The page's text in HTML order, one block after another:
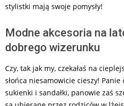
stylistki mają swoje pomysły!
Modne akcesoria na
dobrego wizerunku
Czy, tak jak my, czekałaś na
słońca niesamowicie cieszy!
sukienki i sandałki, panowie zaś